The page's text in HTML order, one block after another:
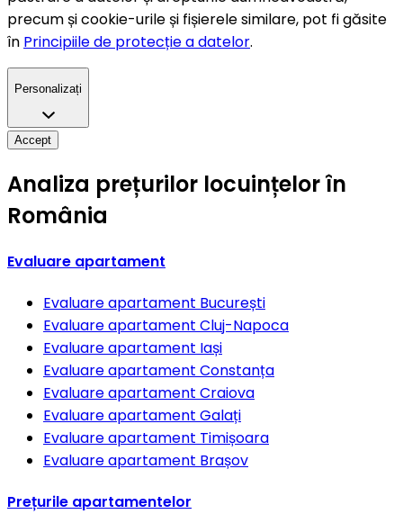
precum și cookie-urile și fișierele similare, pot fi găsite
în Principiile de protecție a datelor.
Personalizați
Accept
Analiza prețurilor locuințelor în
România
Evaluare apartament
Evaluare apartament București
Evaluare apartament Cluj-Napoca
Evaluare apartament Iași
Evaluare apartament Constanța
Evaluare apartament Craiova
Evaluare apartament Galați
Evaluare apartament Timișoara
Evaluare apartament Brașov
Prețurile apartamentelor